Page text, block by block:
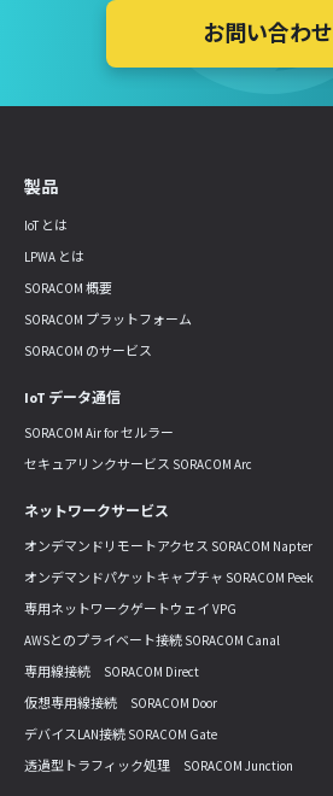
お問い合わせ
製品
IoT とは
LPWA とは
SORACOM 概要
SORACOM プラットフォーム
SORACOM のサービス
IoT データ通信
SORACOM Air for セルラー
セキュアリンクサービス SORACOM Arc
ネットワークサービス
オンデマンドリモートアクセス SORACOM Napter
オンデマンドパケットキャプチャ SORACOM Peek
専用ネットワークゲートウェイ VPG
AWSとのプライベート接続 SORACOM Canal
専用線接続 SORACOM Direct
仮想専用線接続 SORACOM Door
デバイスLAN接続 SORACOM Gate
透過型トラフィック処理 SORACOM Junction